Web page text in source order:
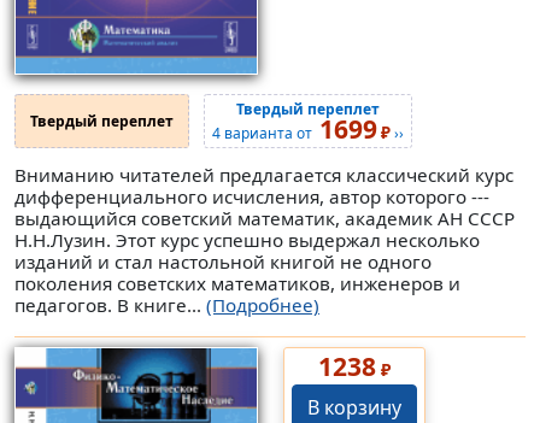
Твердый переплет
Твердый переплет
4 варианта от 1699₽››
Вниманию читателей предлагается классический курс
дифференциального исчисления, автор которого ---
выдающийся советский математик, академик АН СССР
Н.Н.Лузин. Этот курс успешно выдержал несколько
изданий и стал настольной книгой не одного
поколения советских математиков, инженеров и
педагогов. В книге... (Подробнее)
1238₽
В корзину